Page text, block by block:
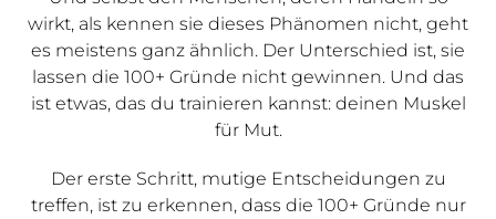
wirkt, als kennen sie dieses Phänomen nicht, geht
es meistens ganz ähnlich. Der Unterschied ist, sie
lassen die 100+ Gründe nicht gewinnen. Und das
ist etwas, das du trainieren kannst: deinen Muskel
für Mut.
Der erste Schritt, mutige Entscheidungen zu
treffen, ist zu erkennen, dass die 100+ Gründe nur